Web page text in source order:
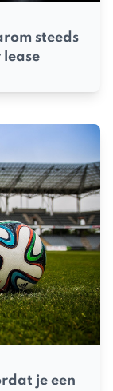
steeds
lease
je een